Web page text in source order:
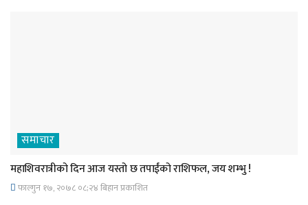
समाचार
महाशिवरात्रीको दिन आज यस्तो छ तपाईंको राशिफल, जय शम्भु !
फाल्गुन १७, २०७८ ०८;२४ बिहान प्रकाशित